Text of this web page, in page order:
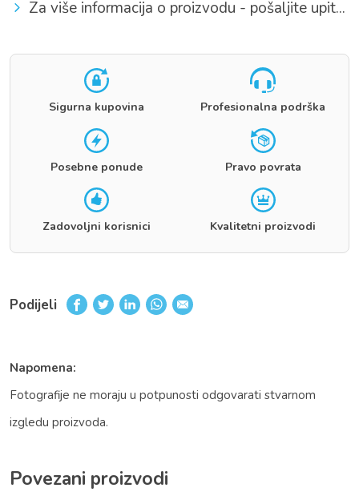
Za više informacija o proizvodu - pošaljite upit...
Sigurna kupovina Profesionalna podrška
Posebne ponude Pravo povrata
Zadovoljni korisnici Kvalitetni proizvodi
Podijeli
Napomena:
Fotografije ne moraju u potpunosti odgovarati stvarnom
izgledu proizvoda.
Povezani proizvodi